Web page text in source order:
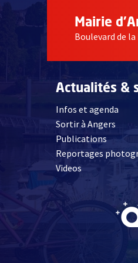
Mairie
Boulevard de la
Actualités &
Infos et agenda
Sortir à Angers
Publications
Reportages
Videos, Ouvre une